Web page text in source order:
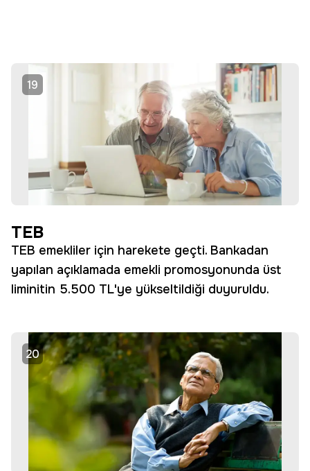
19
TEB
TEB emekliler için harekete geçti. Bankadan
yapılan açıklamada emekli promosyonunda üst
liminitin 5.500 TL'ye yükseltildiği duyuruldu.
20